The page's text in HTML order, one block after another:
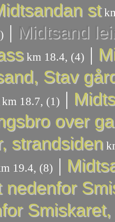
st
| Midtsand
km 18.4, (4) |
Stav
18.7, (1) |
over
strandsiden
19.4, (8) |
nedenfor